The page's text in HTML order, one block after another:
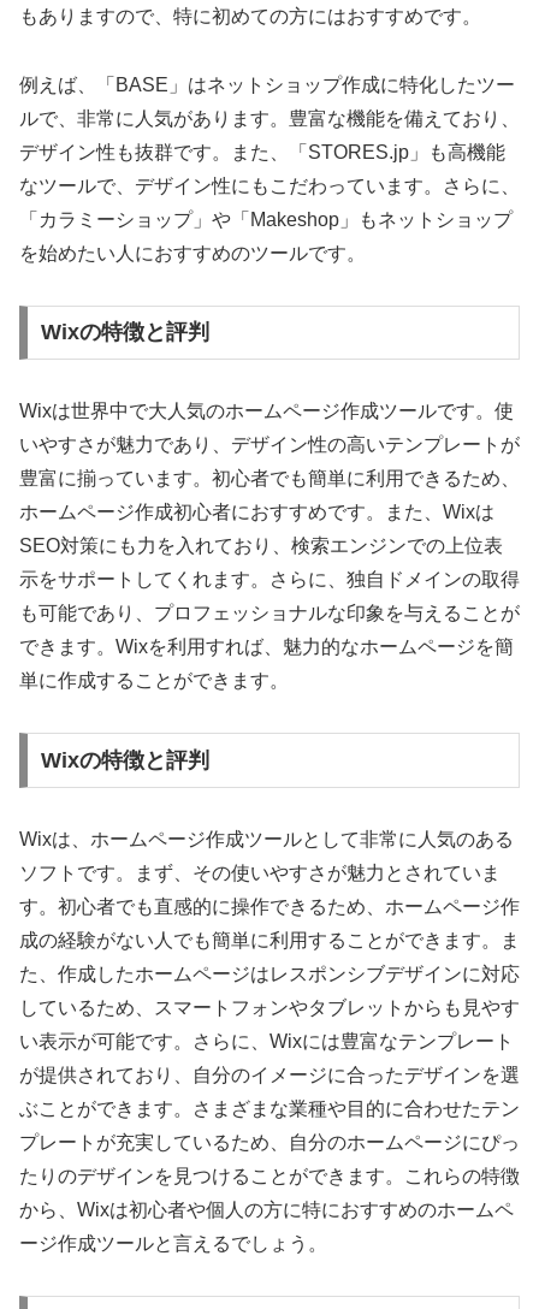
もありますので、特に初めての方にはおすすめです。
例えば、「BASE」はネットショップ作成に特化したツー
ルで、非常に人気があります。豊富な機能を備えており、
デザイン性も抜群です。また、「STORES.jp」も高機能
なツールで、デザイン性にもこだわっています。さらに、
「カラミーショップ」や「Makeshop」もネットショップ
を始めたい人におすすめのツールです。
Wixの特徴と評判
Wixは世界中で大人気のホームページ作成ツールです。使
いやすさが魅力であり、デザイン性の高いテンプレートが
豊富に揃っています。初心者でも簡単に利用できるため、
ホームページ作成初心者におすすめです。また、Wixは
SEO対策にも力を入れており、検索エンジンでの上位表
示をサポートしてくれます。さらに、独自ドメインの取得
も可能であり、プロフェッショナルな印象を与えることが
できます。Wixを利用すれば、魅力的なホームページを簡
単に作成することができます。
Wixの特徴と評判
Wixは、ホームページ作成ツールとして非常に人気のある
ソフトです。まず、その使いやすさが魅力とされていま
す。初心者でも直感的に操作できるため、ホームページ作
成の経験がない人でも簡単に利用することができます。ま
た、作成したホームページはレスポンシブデザインに対応
しているため、スマートフォンやタブレットからも見やす
い表示が可能です。さらに、Wixには豊富なテンプレート
が提供されており、自分のイメージに合ったデザインを選
ぶことができます。さまざまな業種や目的に合わせたテン
プレートが充実しているため、自分のホームページにぴっ
たりのデザインを見つけることができます。これらの特徴
から、Wixは初心者や個人の方に特におすすめのホームペ
ージ作成ツールと言えるでしょう。